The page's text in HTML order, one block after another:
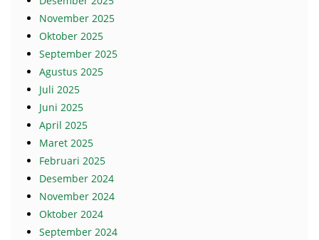
November 2025
Oktober 2025
September 2025
Agustus 2025
Juli 2025
Juni 2025
April 2025
Maret 2025
Februari 2025
Desember 2024
November 2024
Oktober 2024
September 2024